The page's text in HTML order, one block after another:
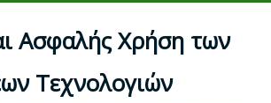
Ασφαλής Χρήση των
Τεχνολογιών